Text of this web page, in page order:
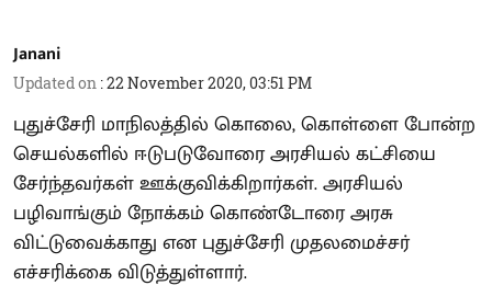
Janani
Updated on :22 November 2020, 03:51 PM
புதுச்சேரி மாநிலத்தில் கொலை, கொள்ளை போன்ற
செயல்களில் ஈடுபடுவோரை அரசியல் கட்சியை
சேர்ந்தவர்கள் ஊக்குவிக்கிறார்கள். அரசியல்
பழிவாங்கும் நோக்கம் கொண்டோரை அரசு
விட்டுவைக்காது என புதுச்சேரி முதலமைச்சர்
எச்சரிக்கை விடுத்துள்ளார்.